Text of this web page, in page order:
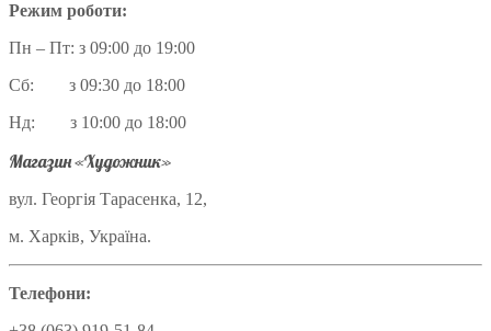
Режим роботи:
Пн – Пт: з 09:00 до 19:00
Сб: з 09:30 до 18:00
Нд: з 10:00 до 18:00
Магазин «Художник»
вул. Георгія Тарасенка, 12,
м. Харків, Україна.
Телефони: